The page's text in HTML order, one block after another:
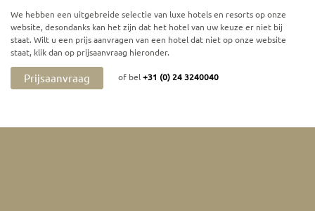
We hebben een uitgebreide selectie van luxe hotels en resorts op onze
website, desondanks kan het zijn dat het hotel van uw keuze er niet bij
staat. Wilt u een prijs aanvragen van een hotel dat niet op onze website
staat, klik dan op prijsaanvraag hieronder.
Prijsaanvraag of bel+31 (0) 24 3240040